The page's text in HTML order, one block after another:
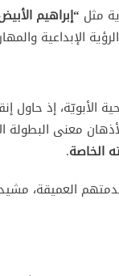
مثل “إبراهيم
الإبداعية
إذ حاول
معنى البطولة
الخاصة.
العميقة،